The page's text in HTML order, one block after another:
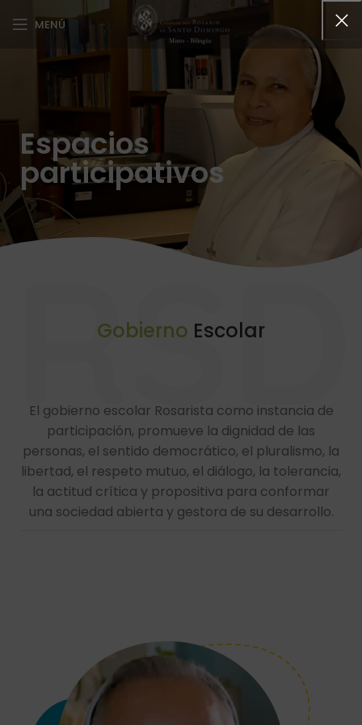
MENÚ
Espacios
participativos
RSD
Gobierno Escolar
El gobierno escolar Rosarista como instancia de
participación, promueve la dignidad de las
personas, el sentido democrático, el pluralismo, la
libertad, el respeto mutuo, el diálogo, la tolerancia,
la actitud crítica y propositiva para conformar
una sociedad abierta y gestora de su desarrollo.